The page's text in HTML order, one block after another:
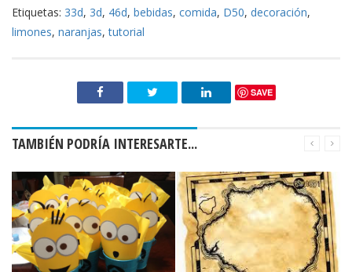
Etiquetas: 33d, 3d, 46d, bebidas, comida, D50, decoración,
limones, naranjas,tutorial
SAVE
TAMBIÉN PODRÍA INTERESARTE...